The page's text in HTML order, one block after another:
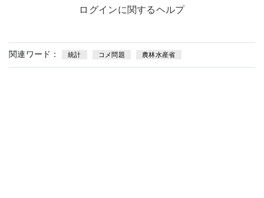
ログインに関するヘルプ
関連ワード： 統計 コメ問題 農林水産省